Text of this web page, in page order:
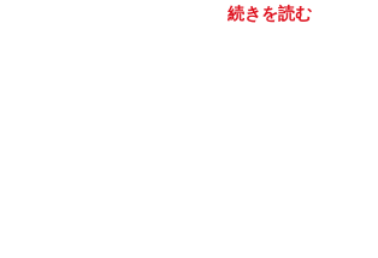
続きを読む